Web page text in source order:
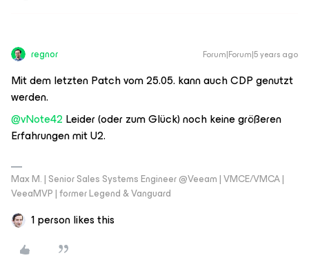
regnor Forum|Forum|5 years ago
Mit dem letzten Patch vom 25.05. kann auch CDP genutzt
werden.
@vNote42 Leider (oder zum Glück) noch keine größeren
Erfahrungen mit U2.
Max M. | Senior Sales Systems Engineer @Veeam | VMCE/VMCA |
VeeaMVP | former Legend & Vanguard
1 person likes this